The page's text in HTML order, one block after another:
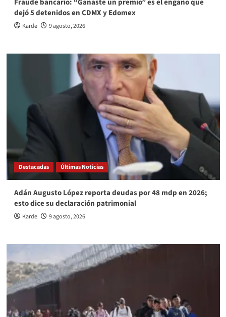
Fraude bancario: “Ganaste un premio” es el engaño que
dejó 5 detenidos en CDMX y Edomex
Karde 9 agosto, 2026
Destacadas Últimas Noticias
Adán Augusto López reporta deudas por 48 mdp en 2026;
esto dice su declaración patrimonial
Karde 9 agosto, 2026